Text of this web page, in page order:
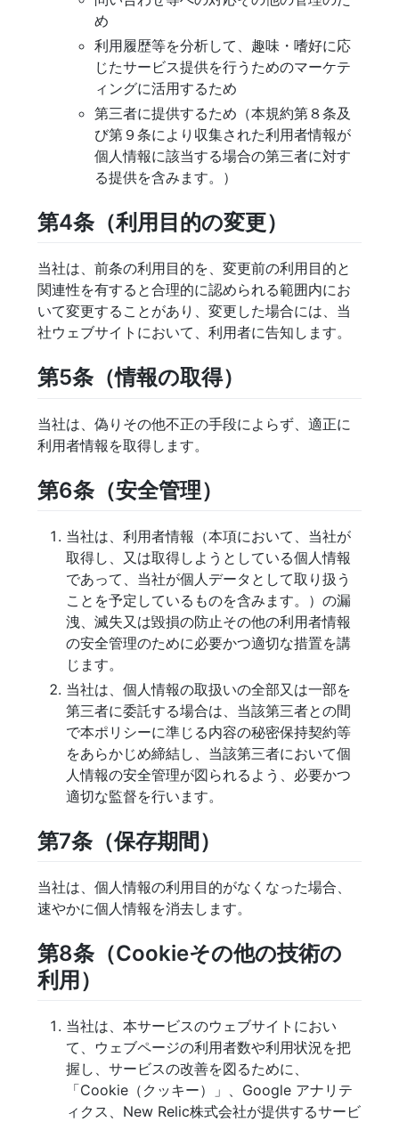
め
利用履歴等を分析して、趣味・嗜好に応
じたサービス提供を行うためのマーケテ
ィングに活用するため
第三者に提供するため（本規約第８条及
び第９条により収集された利用者情報が
個人情報に該当する場合の第三者に対す
る提供を含みます。）
第4条（利用目的の変更）
当社は、前条の利用目的を、変更前の利用目的と
関連性を有すると合理的に認められる範囲内にお
いて変更することがあり、変更した場合には、当
社ウェブサイトにおいて、利用者に告知します。
第5条（情報の取得）
当社は、偽りその他不正の手段によらず、適正に
利用者情報を取得します。
第6条（安全管理）
当社は、利用者情報（本項において、当社が
取得し、又は取得しようとしている個人情報
であって、当社が個人データとして取り扱う
ことを予定しているものを含みます。）の漏
洩、滅失又は毀損の防止その他の利用者情報
の安全管理のために必要かつ適切な措置を講
じます。
当社は、個人情報の取扱いの全部又は一部を
第三者に委託する場合は、当該第三者との間
で本ポリシーに準じる内容の秘密保持契約等
をあらかじめ締結し、当該第三者において個
人情報の安全管理が図られるよう、必要かつ
適切な監督を行います。
第7条（保存期間）
当社は、個人情報の利用目的がなくなった場合、
速やかに個人情報を消去します。
第8条（Cookieその他の技術の
利用）
当社は、本サービスのウェブサイトにおい
て、ウェブページの利用者数や利用状況を把
握し、サービスの改善を図るために、
「Cookie（クッキー）」、Google アナリテ
ィクス、New Relic株式会社が提供するサービ